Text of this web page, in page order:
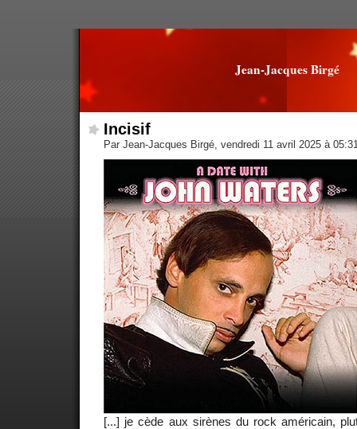
Jean-Jacques Birgé
Incisif
Par Jean-Jacques Birgé, vendredi 11 avril 2025 à
[...] je cède aux sirènes du rock américain,